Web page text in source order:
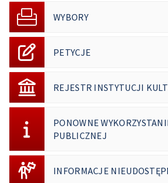
WYBORY
PETYCJE
REJESTR INSTYTUCJI
PONOWNE
PUBLICZNEJ
INFORMACJE